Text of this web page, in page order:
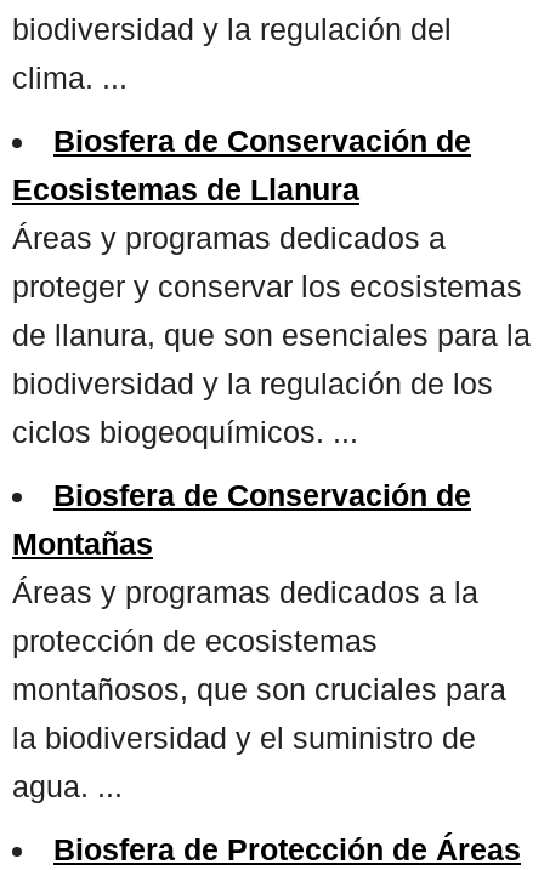
biodiversidad y la regulación del
clima. ...
Biosfera de Conservación de
Ecosistemas de Llanura
Áreas y programas dedicados a
proteger y conservar los ecosistemas
de llanura, que son esenciales para la
biodiversidad y la regulación de los
ciclos biogeoquímicos. ...
Biosfera de Conservación de
Montañas
Áreas y programas dedicados a la
protección de ecosistemas
montañosos, que son cruciales para
la biodiversidad y el suministro de
agua. ...
Biosfera de Protección de Áreas